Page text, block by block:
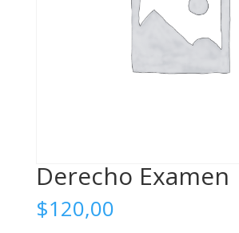
Derecho Examen
$120,00